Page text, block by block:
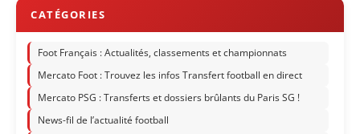
Foot Français : Actualités, classements et championnats
Mercato Foot : Trouvez les infos Transfert football en direct
Mercato PSG : Transferts et dossiers brûlants du Paris SG !
News-fil de l’actualité football